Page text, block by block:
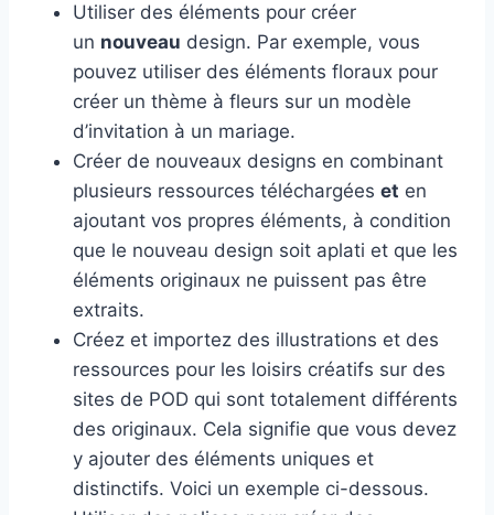
Utiliser des éléments pour créer
un nouveau design. Par exemple, vous
pouvez utiliser des éléments floraux pour
créer un thème à fleurs sur un modèle
d’invitation à un mariage.
Créer de nouveaux designs en combinant
plusieurs ressources téléchargées et en
ajoutant vos propres éléments, à condition
que le nouveau design soit aplati et que les
éléments originaux ne puissent pas être
extraits.
Créez et importez des illustrations et des
ressources pour les loisirs créatifs sur des
sites de POD qui sont totalement différents
des originaux. Cela signifie que vous devez
y ajouter des éléments uniques et
distinctifs. Voici un exemple ci-dessous.